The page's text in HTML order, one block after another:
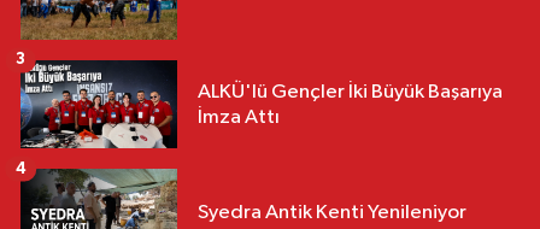
ALKÜ'lü Gençler İki Büyük Başarıya
İmza Attı
3
Syedra Antik Kenti Yenileniyor
4